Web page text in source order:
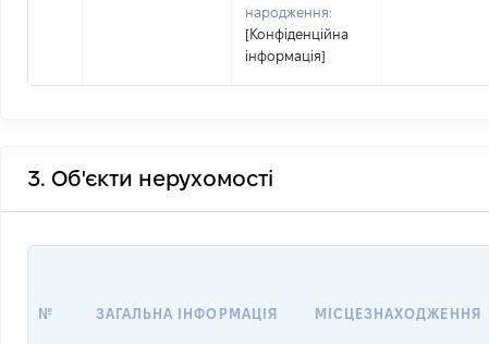
народження:
[Конфіденційна
інформація]
3. Об'єкти нерухомості
№ ЗАГАЛЬНА ІНФОРМАЦІЯ МІСЦЕЗНАХОДЖЕННЯ